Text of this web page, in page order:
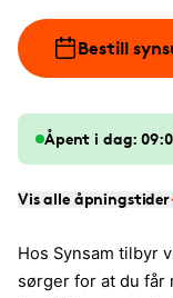
Bestill
Åpent i dag:
Vis alle åpningstider
Hos Synsam tilbyr
sørger for at du